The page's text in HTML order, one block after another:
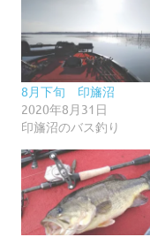
8月下旬 印旛沼
2020年8月31日
印旛沼のバス釣り